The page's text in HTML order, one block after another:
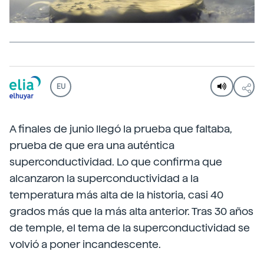
EU
A finales de junio llegó la prueba que faltaba,
prueba de que era una auténtica
superconductividad. Lo que confirma que
alcanzaron la superconductividad a la
temperatura más alta de la historia, casi 40
grados más que la más alta anterior. Tras 30 años
de temple, el tema de la superconductividad se
volvió a poner incandescente.